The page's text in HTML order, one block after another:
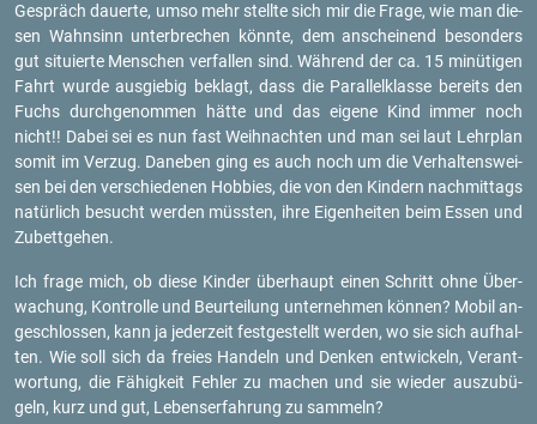
Ge­spräch dau­er­te, umso mehr stell­te sich mir die Frage, wie man die­
sen Wahn­sinn un­ter­bre­chen könn­te, dem an­schei­nend be­son­ders
gut si­tu­ier­te Men­schen ver­fal­len sind. Wäh­rend der ca. 15 mi­nü­ti­gen
Fahrt wurde aus­gie­big be­klagt, dass die Par­al­lel­klas­se be­reits den
Fuchs durch­ge­nom­men hätte und das ei­ge­ne Kind immer noch
nicht!! Dabei sei es nun fast Weih­nach­ten und man sei laut Lehr­plan
somit im Ver­zug. Da­ne­ben ging es auch noch um die Ver­hal­tens­wei­
sen bei den ver­schie­de­nen Hob­bies, die von den Kin­dern nach­mit­tags
na­tür­lich be­sucht wer­den müss­ten, ihre Ei­gen­hei­ten beim Essen und
Zu­bett­ge­hen.
Ich frage mich, ob diese Kin­der über­haupt einen Schritt ohne Über­
wa­chung, Kon­trol­le und Be­ur­tei­lung un­ter­neh­men kön­nen? Mobil an­
ge­schlos­sen, kann ja je­der­zeit fest­ge­stellt wer­den, wo sie sich auf­hal­
ten. Wie soll sich da frei­es Han­deln und Den­ken ent­wi­ckeln, Ver­ant­
wor­tung, die Fä­hig­keit Feh­ler zu ma­chen und sie wie­der aus­zu­bü­
geln, kurz und gut, Le­bens­er­fah­rung zu sam­meln?